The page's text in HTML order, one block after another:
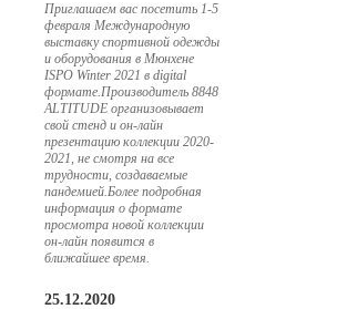
Приглашаем вас посетить 1-5
февраля Международную
выставку спортивной одежды
и оборудования в Мюнхене
ISPO Winter 2021 в digital
формате.Производитель 8848
ALTITUDE организовывает
свой стенд и он-лайн
презентацию коллекции 2020-
2021, не смотря на все
трудности, создаваемые
пандемией.Более подробная
информация о формате
просмотра новой коллекции
он-лайн появится в
ближайшее время.
25.12.2020